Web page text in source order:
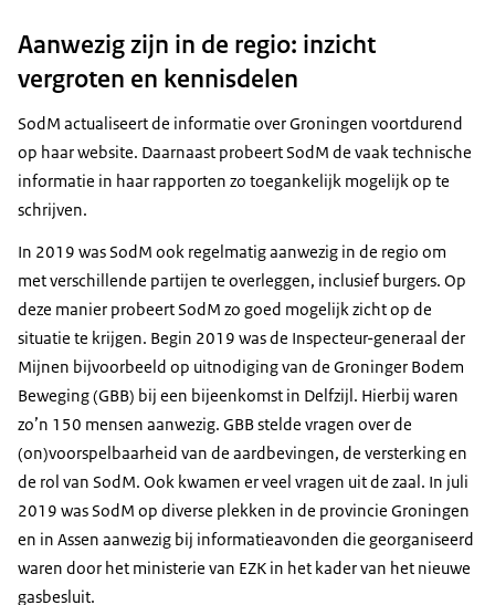
Aanwezig zijn in de regio: inzicht
vergroten en kennisdelen
SodM actualiseert de informatie over Groningen voortdurend
op haar website. Daarnaast probeert SodM de vaak technische
informatie in haar rapporten zo toegankelijk mogelijk op te
schrijven.
In 2019 was SodM ook regelmatig aanwezig in de regio om
met verschillende partijen te overleggen, inclusief burgers. Op
deze manier probeert SodM zo goed mogelijk zicht op de
situatie te krijgen. Begin 2019 was de Inspecteur-generaal der
Mijnen bijvoorbeeld op uitnodiging van de Groninger Bodem
Beweging (GBB) bij een bijeenkomst in Delfzijl. Hierbij waren
zo’n 150 mensen aanwezig. GBB stelde vragen over de
(on)voorspelbaarheid van de aardbevingen, de versterking en
de rol van SodM. Ook kwamen er veel vragen uit de zaal. In juli
2019 was SodM op diverse plekken in de provincie Groningen
en in Assen aanwezig bij informatieavonden die georganiseerd
waren door het ministerie van EZK in het kader van het nieuwe
gasbesluit.